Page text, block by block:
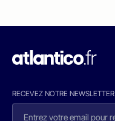
RECEVEZ NOTRE NEWSLETTER